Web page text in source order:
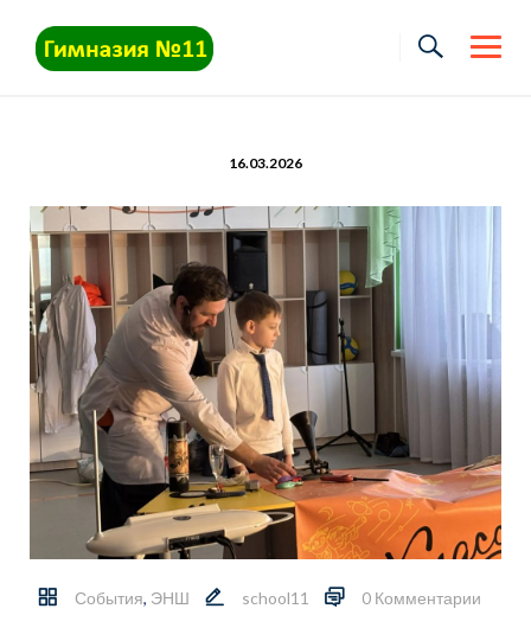
content
16.03.2026
События, ЭНШ school11 0 Комментарии